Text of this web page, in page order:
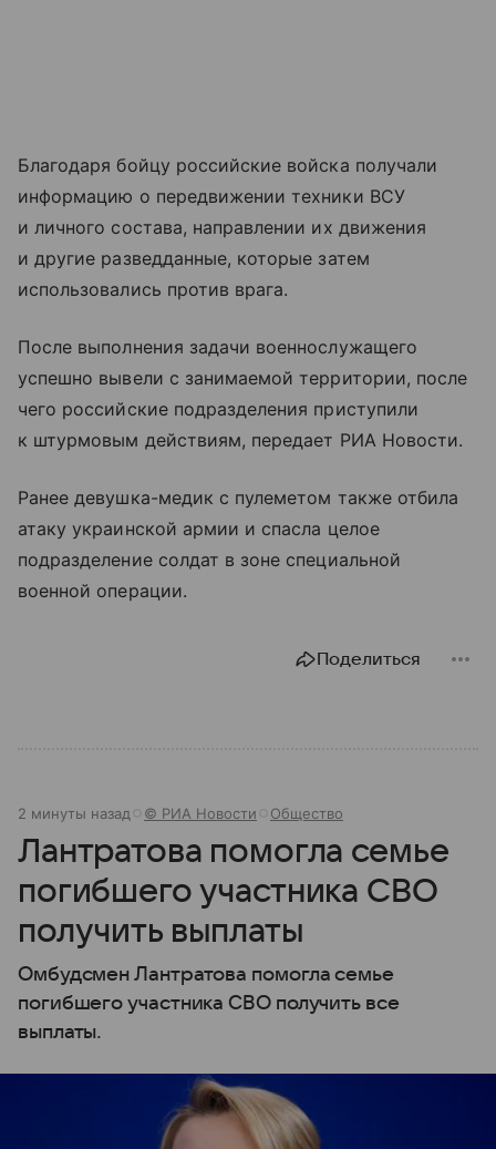
Благодаря бойцу российские войска получали
информацию о передвижении техники ВСУ
и личного состава, направлении их движения
и другие разведданные, которые затем
использовались против врага.
После выполнения задачи военнослужащего
успешно вывели с занимаемой территории, после
чего российские подразделения приступили
к штурмовым действиям, передает РИА Новости.
Ранее девушка-медик с пулеметом также отбила
атаку украинской армии и спасла целое
подразделение солдат в зоне специальной
военной операции.
Поделиться
2 минуты назад © РИА Новости Общество
Лантратова помогла семье
погибшего участника СВО
получить выплаты
Омбудсмен Лантратова помогла семье
погибшего участника СВО получить все
выплаты.